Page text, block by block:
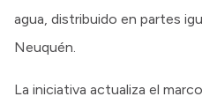
agua, distribuido en partes
Neuquén.
La iniciativa actualiza el